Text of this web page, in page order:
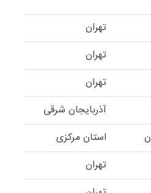
تهران
تهران
تهران
آذربایجان شرقی
استان مرکزی
تهران